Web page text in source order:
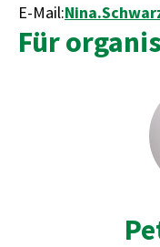
E-Mail:
Für